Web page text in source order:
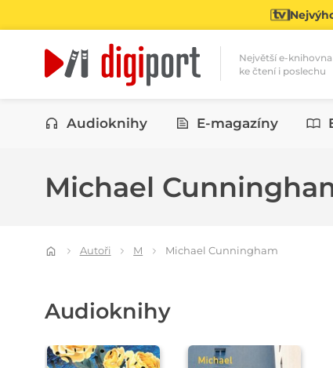
Největší e-knihovna
ke čtení i poslechu
Kategorie
Audioknihy E-magazíny
Michael
Autoři M Michael Cunningham
Audioknihy